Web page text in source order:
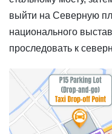
выйти на Северную
национального
проследовать к